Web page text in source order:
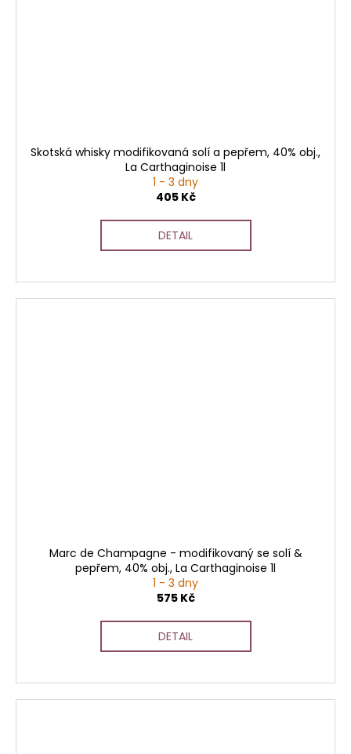
Skotská whisky modifikovaná solí a pepřem, 40% obj.,
La Carthaginoise 1l
1 - 3 dny
405 Kč
DETAIL
Marc de Champagne - modifikovaný se solí &
pepřem, 40% obj., La Carthaginoise 1l
1 - 3 dny
575 Kč
DETAIL